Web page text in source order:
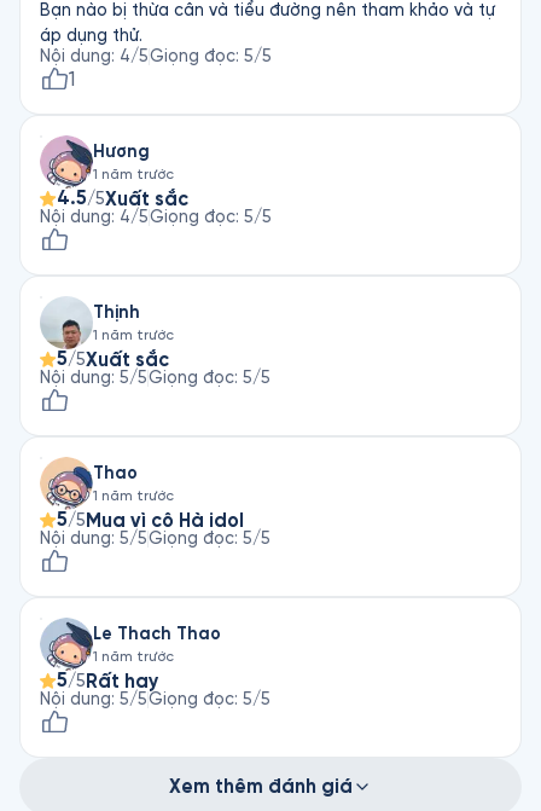
Bạn nào bị thừa cân và tiểu đường nên tham khảo và tự
áp dụng thử.
Nội dung: 4/5Giọng đọc: 5/5
1
Hương
1 năm trước
4.5/5Xuất sắc
Nội dung: 4/5Giọng đọc: 5/5
Thịnh
1 năm trước
5/5Xuất sắc
Nội dung: 5/5Giọng đọc: 5/5
Thao
1 năm trước
5/5 Mua vì cô Hà idol
Nội dung: 5/5Giọng đọc: 5/5
Le Thach Thao
1 năm trước
5/5 Rất hay
Nội dung: 5/5Giọng đọc: 5/5
Xem thêm đánh giá